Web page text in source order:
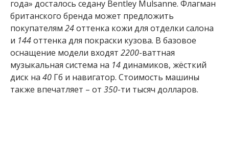
года» досталось седану Bentley Mulsanne. Флагман
британского бренда может предложить
покупателям 24оттенка кожи для отделки салона
и 144оттенка для покраски кузова. В базовое
оснащение модели входят 2200-ваттная
музыкальная система на 14динамиков, жёсткий
диск на 40 Гб и навигатор. Стоимость машины
также впечатляет – от 350-ти тысяч долларов.